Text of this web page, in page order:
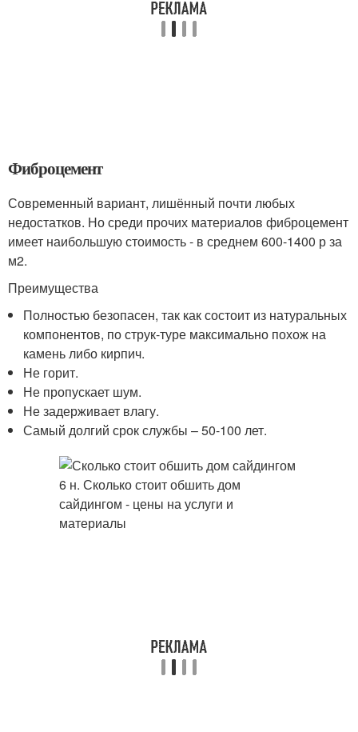
Фиброцемент
Современный вариант, лишённый почти любых
недостатков. Но среди прочих материалов фиброцемент
имеет наибольшую стоимость - в среднем 600-1400 р за
м2.
Преимущества
Полностью безопасен, так как состоит из натуральных
компонентов, по струк-туре максимально похож на
камень либо кирпич.
Не горит.
Не пропускает шум.
Не задерживает влагу.
Самый долгий срок службы – 50-100 лет.